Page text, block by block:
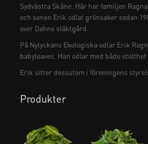
Sydvästra Skåne. Här har familjen
och sonen Erik odlat grönsaker sedan
over Dahns släktgård.
På Nylyckans Ekologiska odlar Erik
babyleaves. Han odlar med både stolthet
Erik sitter dessutom i föreningens
Produkter